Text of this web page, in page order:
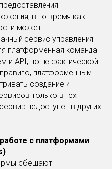
в то время как
может
сервис управления
платформенная команда
и API, но не фактической
платформенным
создание и
только в тех
недоступен в других
с платформами
обещают